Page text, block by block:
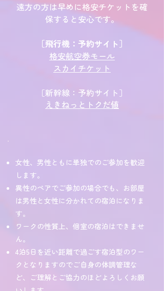
遠方の方は早めに格安チケットを確
保すると安心です。
［飛行機： 予約サイト］
格安航空券モール
スカイチケット
［新幹線： 予約サイト］
えきねっとトクだ値
女性、男性ともに単独でのご参加を歓迎
します。
異性のペアでご参加の場合でも、お部屋
は男性と女性に分かれての宿泊になりま
す。
ワークの性質上、個室の宿泊はできませ
ん。
4泊5日を近い距離で過ごす宿泊型のワー
クとなりますのでご自身の体調管理な
ど、ご理解とご協力のほどよろしくお願